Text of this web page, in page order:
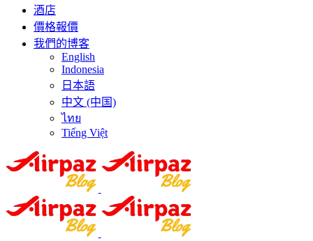
酒店
價格報價
我們的博客
English
Indonesia
日本語
中文 (中国)
ไทย
Tiếng Việt